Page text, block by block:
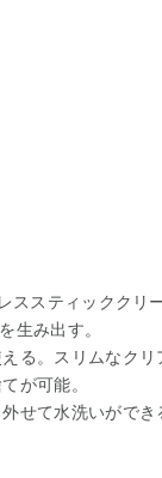
ススティッククリ
生み出す。
る。スリムなクリ
が可能。
せて水洗いがで